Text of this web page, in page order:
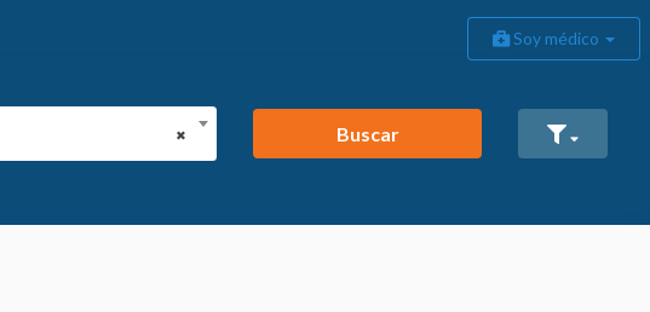
Soy médico
×
Buscar